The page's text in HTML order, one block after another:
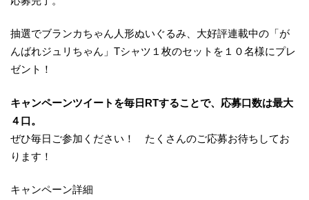
抽選でブランカちゃん人形ぬいぐるみ、大好評連載中の「が
んばれジュリちゃん」Tシャツ１枚のセットを１０名様にプレ
ゼント！
キャンペーンツイートを毎日RTすることで、応募口数は最大
４口。
ぜひ毎日ご参加ください！ たくさんのご応募お待ちしてお
ります！
キャンペーン詳細